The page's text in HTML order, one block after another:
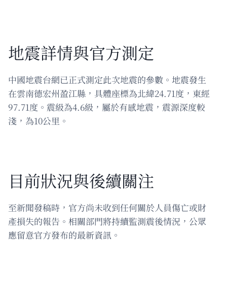
地震詳情與官方測定
中國地震台網已正式測定此次地震的參數。地震發生
在雲南德宏州盈江縣，具體座標為北緯24.71度，東經
97.71度。震級為4.6級，屬於有感地震，震源深度較
淺，為10公里。
目前狀況與後續關注
至新聞發稿時，官方尚未收到任何關於人員傷亡或財
產損失的報告。相關部門將持續監測震後情況，公眾
應留意官方發布的最新資訊。